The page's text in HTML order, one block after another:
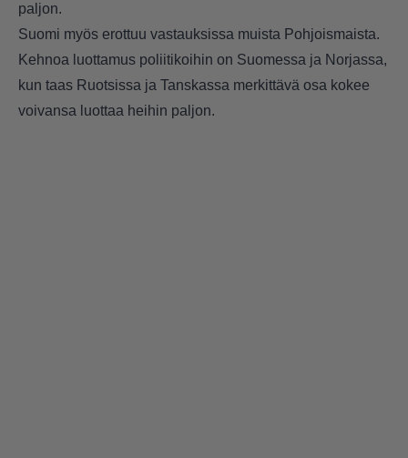
paljon.
Suomi myös erottuu vastauksissa muista Pohjoismaista.
Kehnoa luottamus poliitikoihin on Suomessa ja Norjassa,
kun taas Ruotsissa ja Tanskassa merkittävä osa kokee
voivansa luottaa heihin paljon.